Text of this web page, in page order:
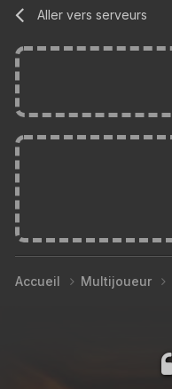
Aller vers serveurs
Accueil Multijoueur